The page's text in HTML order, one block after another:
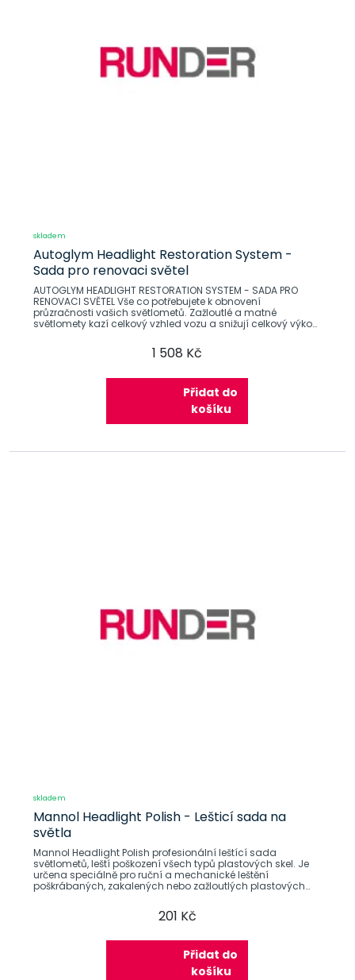
skladem
Autoglym Headlight Restoration System -
Sada pro renovaci světel
AUTOGLYM HEADLIGHT RESTORATION SYSTEM - SADA PRO
RENOVACI SVĚTEL Vše co potřebujete k obnovení
průzračnosti vašich světlometů. Zažloutlé a matné
světlomety kazí celkový vzhled vozu a snižují celkový výkon
1 508 Kč
Přidat do
košíku
skladem
Mannol Headlight Polish - Lešticí sada na
světla
Mannol Headlight Polish profesionální leštící sada
světlometů, leští poškození všech typů plastových skel. Je
určena speciálně pro ruční a mechanické leštění
poškrábaných, zakalených nebo zažloutlých plastových
201 Kč
Přidat do
košíku